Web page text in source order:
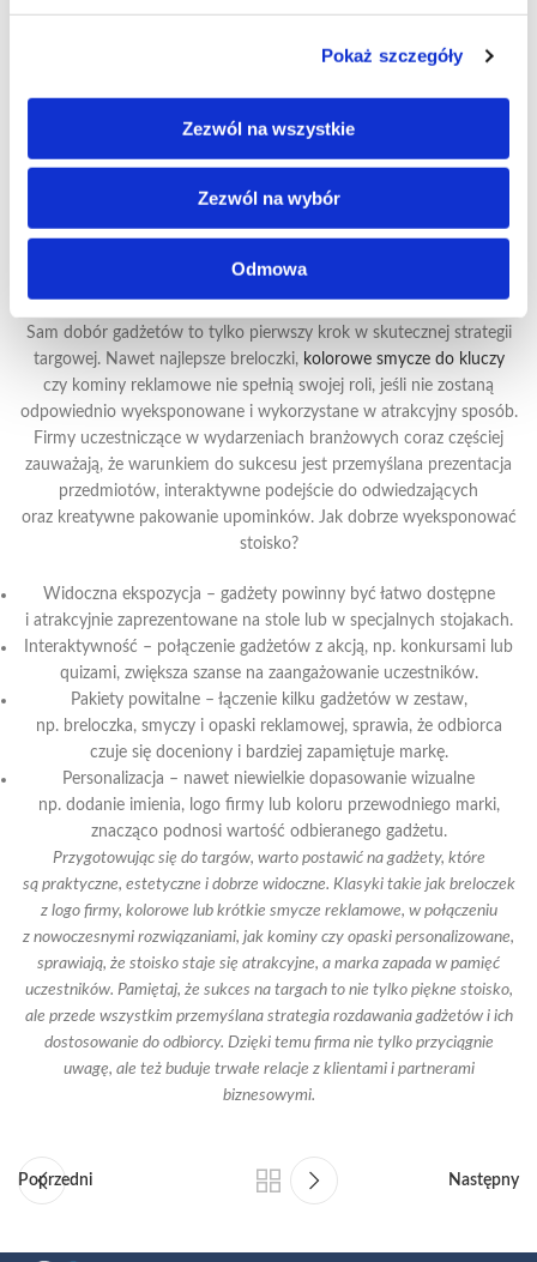
Pokaż szczegóły
Zezwól na wszystkie
Zezwól na wybór
Odmowa
promocyjnych, opaski stają się atrakcyjnym gadżetem,
subtelny branding pozwala na budowanie rozpoznawalności marki
bez nachalnej promocji – uczestnik wydarzenia nosi opaskę, a logo
firmy pojawia się w jego otoczeniu, zwiększając świadomość marki
Jak zwiększyć efektywność
gadżetów na stoisku?
Sam dobór gadżetów to tylko pierwszy krok w skutecznej strategii
targowej. Nawet najlepsze breloczki, kolorowe smycze do kluczy
czy kominy reklamowe nie spełnią swojej roli, jeśli nie zostaną
odpowiednio wyeksponowane i wykorzystane w atrakcyjny sposób.
Firmy uczestniczące w wydarzeniach branżowych coraz częściej
zauważają, że warunkiem do sukcesu jest przemyślana prezentacja
przedmiotów, interaktywne podejście do odwiedzających
oraz kreatywne pakowanie upominków. Jak dobrze wyeksponować
stoisko?
Widoczna ekspozycja – gadżety powinny być łatwo dostępne
i atrakcyjnie zaprezentowane na stole lub w specjalnych stojakach.
Interaktywność – połączenie gadżetów z akcją, np. konkursami lub
quizami, zwiększa szanse na zaangażowanie uczestników.
Pakiety powitalne – łączenie kilku gadżetów w zestaw,
np. breloczka, smyczy i opaski reklamowej, sprawia, że odbiorca
czuje się doceniony i bardziej zapamiętuje markę.
Personalizacja – nawet niewielkie dopasowanie wizualne
np. dodanie imienia, logo firmy lub koloru przewodniego marki,
znacząco podnosi wartość odbieranego gadżetu.
Przygotowując się do targów, warto postawić na gadżety, które
są praktyczne, estetyczne i dobrze widoczne. Klasyki takie jak breloczek
z logo firmy, kolorowe lub krótkie smycze reklamowe, w połączeniu
z nowoczesnymi rozwiązaniami, jak kominy czy opaski personalizowane,
sprawiają, że stoisko staje się atrakcyjne, a marka zapada w pamięć
uczestników. Pamiętaj, że sukces na targach to nie tylko piękne stoisko,
ale przede wszystkim przemyślana strategia rozdawania gadżetów i ich
dostosowanie do odbiorcy. Dzięki temu firma nie tylko przyciągnie
uwagę, ale też buduje trwałe relacje z klientami i partnerami
biznesowymi.
Poprzedni Następny